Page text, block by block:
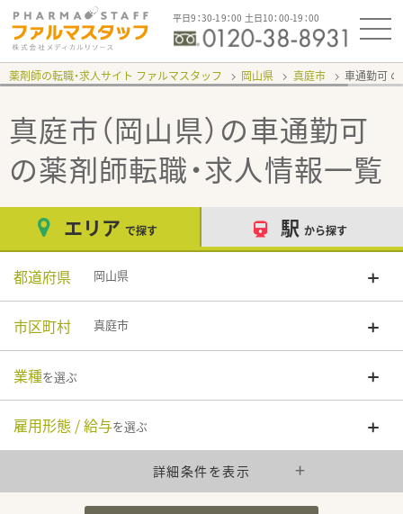
平日9：30-19：00 土日10：00-19：00
薬剤師の転職・求人サイト ファルマスタッフ 岡山県 真庭市 車通勤可
真庭市（岡山県）の車通勤可
の薬剤師転職・求人情報一覧
エリア で探す 駅 から探す
都道府県 岡山県
市区町村 真庭市
業種を選ぶ
雇用形態 / 給与を選ぶ
詳細条件を表示